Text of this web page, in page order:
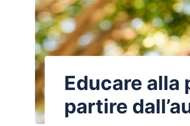
Educare alla
partire